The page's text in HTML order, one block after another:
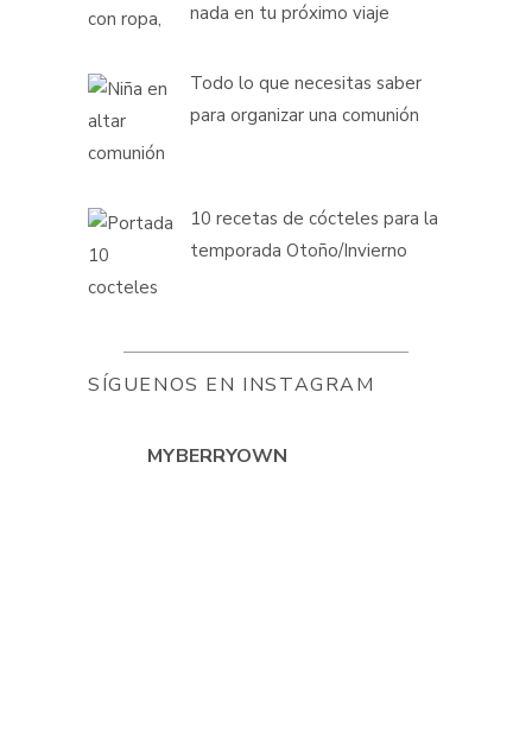
nada en tu próximo viaje
Todo lo que necesitas saber
para organizar una comunión
10 recetas de cócteles para la
temporada Otoño/Invierno
SÍGUENOS EN INSTAGRAM
MYBERRYOWN